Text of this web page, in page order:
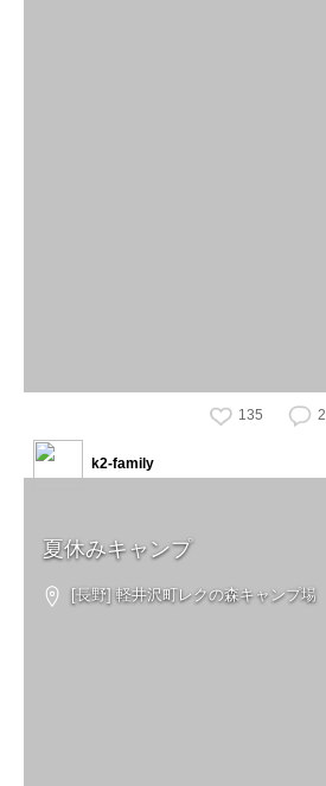
135 2
夏休みキャンプ
[長野] 軽井沢町レクの森キャンプ場
k2-family